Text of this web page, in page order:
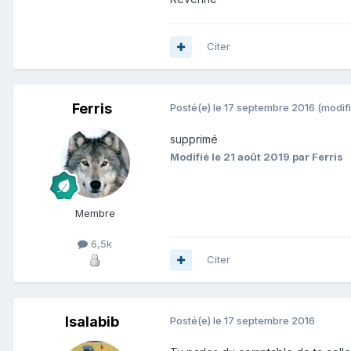
Citer
Ferris
Membre
6,5k
Posté(e) le 17 septembre 2016
supprimé
Modifié le 21 août 2019 par Ferris
Citer
Isalabib Posté(e) le 17 septembre 2016